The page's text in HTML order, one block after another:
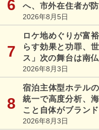
へ、市外在住者が
2026年8月5日
ロケ地めぐりが富
らす効果と功罪、
ス」次の舞台は南仏
2026年8月3日
宿泊主体型ホテル
統一で高度分析、
こと自体がブラン
2026年8月3日